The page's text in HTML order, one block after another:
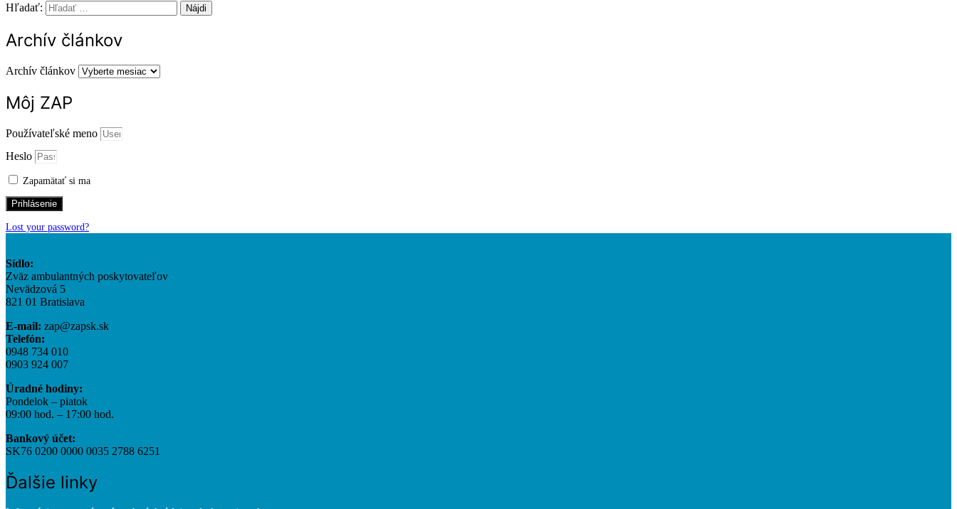
Hľadať:
Archív článkov
Archív článkov
Môj ZAP
Používateľské meno
Heslo
Zapamätať si ma
Prihlásenie
Lost your password?
Sídlo:
Zväz ambulantných poskytovateľov
Nevädzová 5
821 01 Bratislava
E-mail: zap@zapsk.sk
Telefón:
0948 734 010
0903 924 007
Úradné hodiny:
Pondelok – piatok
09:00 hod. – 17:00 hod.
Bankový účet:
SK76 0200 0000 0035 2788 6251
Ďalšie linky